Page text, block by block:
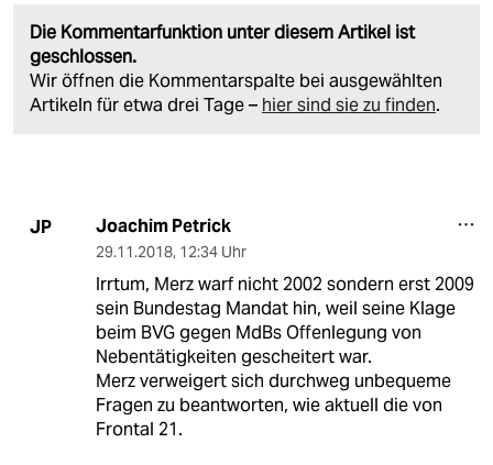
Die Kommentarfunktion unter diesem Artikel ist
geschlossen.
Wir öffnen die Kommentarspalte bei ausgewählten
Artikeln für etwa drei Tage – hier sind sie zu finden.
JP Joachim Petrick
29.11.2018, 12:34 Uhr
Irrtum, Merz warf nicht 2002 sondern erst 2009
sein Bundestag Mandat hin, weil seine Klage
beim BVG gegen MdBs Offenlegung von
Nebentätigkeiten gescheitert war.
Merz verweigert sich durchweg unbequeme
Fragen zu beantworten, wie aktuell die von
Frontal 21.